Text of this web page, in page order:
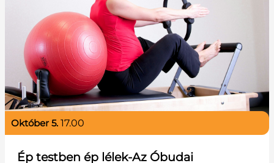
Ép testben ép lélek-Az Óbudai
október 5. 17.00